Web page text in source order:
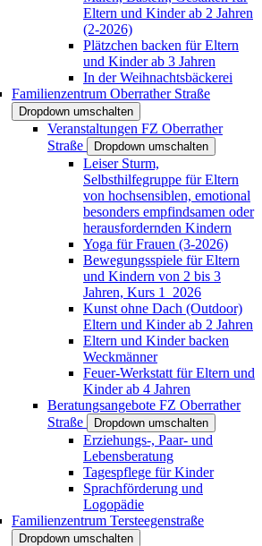
Eltern und Kinder ab 2 Jahren
(2-2026)
Plätzchen backen für Eltern
und Kinder ab 3 Jahren
In der Weihnachtsbäckerei
Familienzentrum Oberrather Straße
Dropdown umschalten
Veranstaltungen FZ Oberrather
Straße
Dropdown umschalten
Leiser Sturm,
Selbsthilfegruppe für Eltern
von hochsensiblen, emotional
besonders empfindsamen oder
herausfordernden Kindern
Yoga für Frauen (3-2026)
Bewegungsspiele für Eltern
und Kindern von 2 bis 3
Jahren, Kurs 1_2026
Kunst ohne Dach (Outdoor)
Eltern und Kinder ab 2 Jahren
Eltern und Kinder backen
Weckmänner
Feuer-Werkstatt für Eltern und
Kinder ab 4 Jahren
Beratungsangebote FZ Oberrather
Straße
Dropdown umschalten
Erziehungs-, Paar- und
Lebensberatung
Tagespflege für Kinder
Sprachförderung und
Logopädie
Familienzentrum Tersteegenstraße
Dropdown umschalten